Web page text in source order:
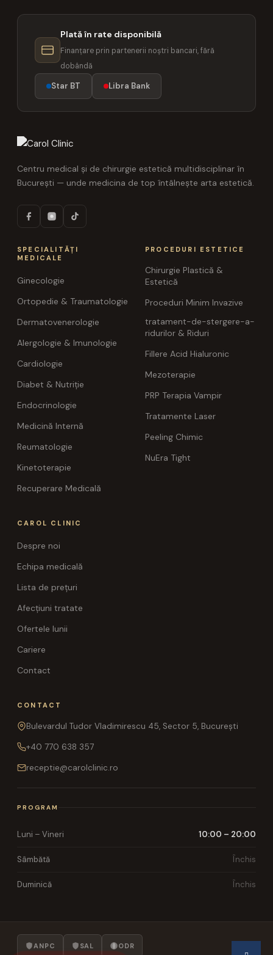
Plată în rate disponibilă
Finanțare prin partenerii noștri bancari, fără
dobândă
Star BT Libra Bank
Centru medical și de chirurgie estetică multidisciplinar în
București — unde medicina de top întâlnește arta estetică.
SPECIALITĂȚI
MEDICALE
Ginecologie
Ortopedie & Traumatologie
Dermatovenerologie
Alergologie & Imunologie
Cardiologie
Diabet & Nutriție
Endocrinologie
Medicină Internă
Reumatologie
Kinetoterapie
Recuperare Medicală
PROCEDURI ESTETICE
Chirurgie Plastică &
Estetică
Proceduri Minim Invazive
tratament-de-stergere-a-
ridurilor & Riduri
Fillere Acid Hialuronic
Mezoterapie
PRP Terapia Vampir
Tratamente Laser
Peeling Chimic
NuEra Tight
CAROL CLINIC
Despre noi
Echipa medicală
Lista de prețuri
Afecțiuni tratate
Ofertele lunii
Cariere
Contact
CONTACT
Bulevardul Tudor Vladimirescu 45, Sector 5, București
+40 770 638 357
receptie@carolclinic.ro
PROGRAM
Luni – Vineri 10:00 – 20:00
Sâmbătă Închis
Duminică Închis
ANPC SAL ODR